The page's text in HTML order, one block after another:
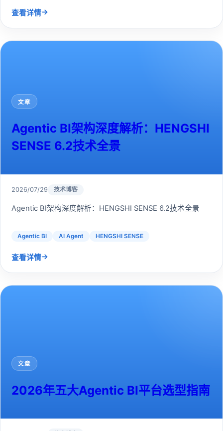
查看详情→
文章
Agentic BI架构深度解析：HENGSHI
SENSE 6.2技术全景
2026/07/29 技术博客
Agentic BI架构深度解析：HENGSHI SENSE 6.2技术全景
Agentic BI AI Agent HENGSHI SENSE
查看详情→
文章
2026年五大Agentic BI平台选型指南